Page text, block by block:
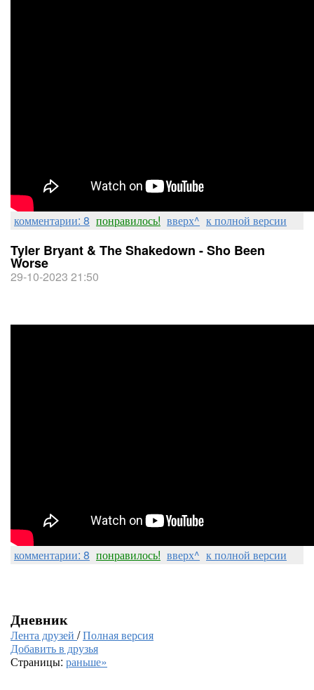
комментарии: 8 понравилось! вверх^ к полной версии
Tyler Bryant & The Shakedown - Sho Been
Worse
29-10-2023 21:50
комментарии: 8 понравилось! вверх^ к полной версии
Дневник
Лента друзей /Полная версия
Добавить в друзья
Страницы: раньше»